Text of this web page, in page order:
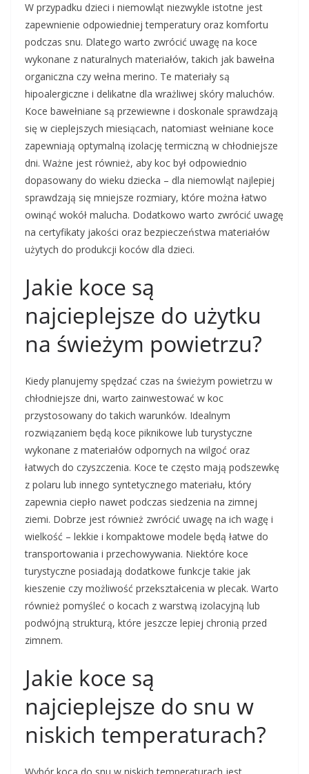
W przypadku dzieci i niemowląt niezwykle istotne jest
zapewnienie odpowiedniej temperatury oraz komfortu
podczas snu. Dlatego warto zwrócić uwagę na koce
wykonane z naturalnych materiałów, takich jak bawełna
organiczna czy wełna merino. Te materiały są
hipoalergiczne i delikatne dla wrażliwej skóry maluchów.
Koce bawełniane są przewiewne i doskonale sprawdzają
się w cieplejszych miesiącach, natomiast wełniane koce
zapewniają optymalną izolację termiczną w chłodniejsze
dni. Ważne jest również, aby koc był odpowiednio
dopasowany do wieku dziecka – dla niemowląt najlepiej
sprawdzają się mniejsze rozmiary, które można łatwo
owinąć wokół malucha. Dodatkowo warto zwrócić uwagę
na certyfikaty jakości oraz bezpieczeństwa materiałów
użytych do produkcji koców dla dzieci.
Jakie koce są
najcieplejsze do użytku
na świeżym powietrzu?
Kiedy planujemy spędzać czas na świeżym powietrzu w
chłodniejsze dni, warto zainwestować w koc
przystosowany do takich warunków. Idealnym
rozwiązaniem będą koce piknikowe lub turystyczne
wykonane z materiałów odpornych na wilgoć oraz
łatwych do czyszczenia. Koce te często mają podszewkę
z polaru lub innego syntetycznego materiału, który
zapewnia ciepło nawet podczas siedzenia na zimnej
ziemi. Dobrze jest również zwrócić uwagę na ich wagę i
wielkość – lekkie i kompaktowe modele będą łatwe do
transportowania i przechowywania. Niektóre koce
turystyczne posiadają dodatkowe funkcje takie jak
kieszenie czy możliwość przekształcenia w plecak. Warto
również pomyśleć o kocach z warstwą izolacyjną lub
podwójną strukturą, które jeszcze lepiej chronią przed
zimnem.
Jakie koce są
najcieplejsze do snu w
niskich temperaturach?